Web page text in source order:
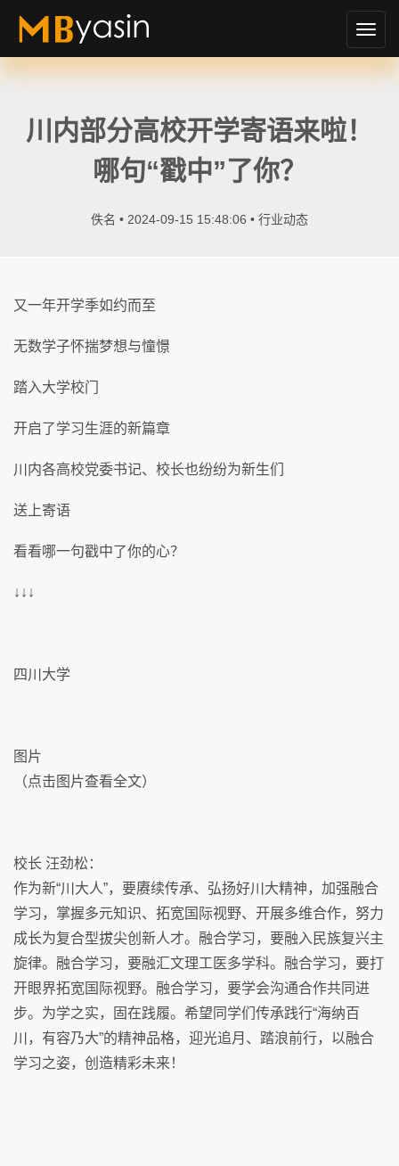
切
换
川内部分高校开学寄语来啦！
哪句“戳中”了你？
佚名 • 2024-09-15 15:48:06 • 行业动态
又一年开学季如约而至
无数学子怀揣梦想与憧憬
踏入大学校门
开启了学习生涯的新篇章
川内各高校党委书记、校长也纷纷为新生们
送上寄语
看看哪一句戳中了你的心？
↓↓↓
四川大学
图片
（点击图片查看全文）
校长 汪劲松：
作为新“川大人”，要赓续传承、弘扬好川大精神，加强融合
学习，掌握多元知识、拓宽国际视野、开展多维合作，努力
成长为复合型拔尖创新人才。融合学习，要融入民族复兴主
旋律。融合学习，要融汇文理工医多学科。融合学习，要打
开眼界拓宽国际视野。融合学习，要学会沟通合作共同进
步。为学之实，固在践履。希望同学们传承践行“海纳百
川，有容乃大”的精神品格，迎光追月、踏浪前行，以融合
学习之姿，创造精彩未来！